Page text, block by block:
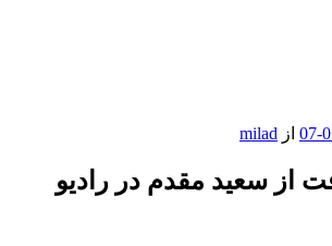
ازmilad
از سعید مقدم در رادیو